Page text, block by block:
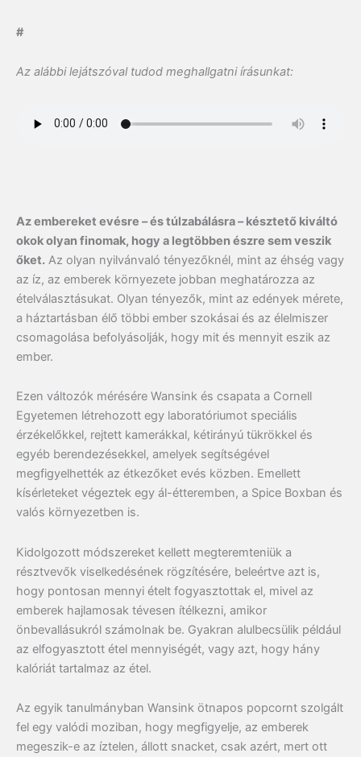
#
Az alábbi lejátszóval tudod meghallgatni írásunkat:
Az embereket evésre – és túlzabálásra – késztető kiváltó
okok olyan finomak, hogy a legtöbben észre sem veszik
őket. Az olyan nyilvánvaló tényezőknél, mint az éhség vagy
az íz, az emberek környezete jobban meghatározza az
ételválasztásukat. Olyan tényezők, mint az edények mérete,
a háztartásban élő többi ember szokásai és az élelmiszer
csomagolása befolyásolják, hogy mit és mennyit eszik az
ember.
Ezen változók mérésére Wansink és csapata a Cornell
Egyetemen létrehozott egy laboratóriumot speciális
érzékelőkkel, rejtett kamerákkal, kétirányú tükrökkel és
egyéb berendezésekkel, amelyek segítségével
megfigyelhették az étkezőket evés közben. Emellett
kísérleteket végeztek egy ál-étteremben, a Spice Boxban és
valós környezetben is.
Kidolgozott módszereket kellett megteremteniük a
résztvevők viselkedésének rögzítésére, beleértve azt is,
hogy pontosan mennyi ételt fogyasztottak el, mivel az
emberek hajlamosak tévesen ítélkezni, amikor
önbevallásukról számolnak be. Gyakran alulbecsülik például
az elfogyasztott étel mennyiségét, vagy azt, hogy hány
kalóriát tartalmaz az étel.
Az egyik tanulmányban Wansink ötnapos popcornt szolgált
fel egy valódi moziban, hogy megfigyelje, az emberek
megeszik-e az íztelen, állott snacket, csak azért, mert ott